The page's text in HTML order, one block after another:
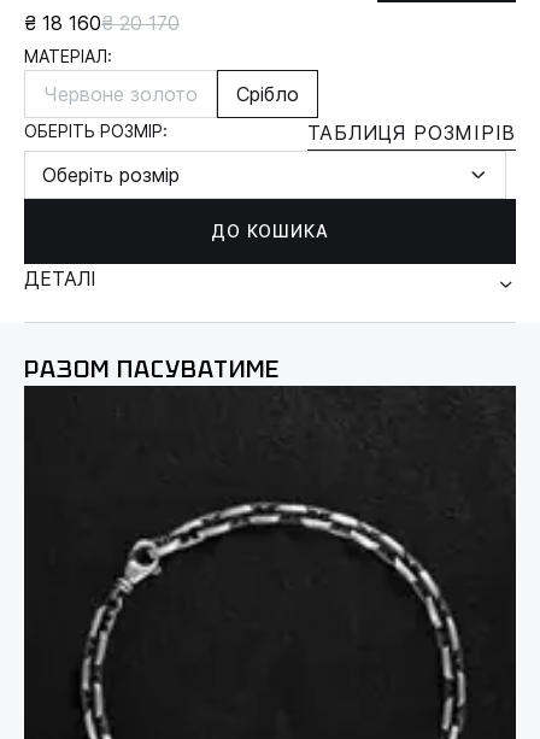
₴ 18 160₴ 20 170
МАТЕРІАЛ:
Червоне золото Срібло
ОБЕРІТЬ РОЗМІР:
ТАБЛИЦЯ РОЗМІРІВ
Оберіть розмір
ДО КОШИКА
ДЕТАЛІ
РАЗОМ ПАСУВАТИМЕ